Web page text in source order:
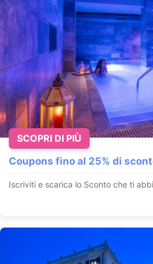
Coupons fino al 25% di
Iscriviti e scarica lo Sconto che ti
SCOPRI DI PIÙ